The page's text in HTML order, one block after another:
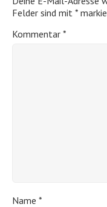
Felder sind mit *
Kommentar *
Name *